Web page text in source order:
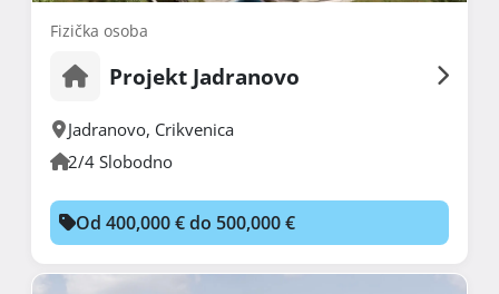
Fizička osoba
Projekt Jadranovo
Jadranovo, Crikvenica
2/4 Slobodno
Od 400,000 € do 500,000 €